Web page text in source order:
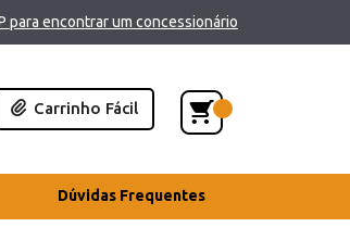
para encontrar um concessionário
Carrinho Fácil
Dúvidas Frequentes